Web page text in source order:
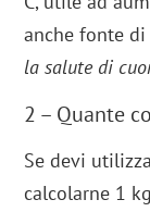
anche fonte
la salute di
2 – Quante
Se devi
calcolarne 1